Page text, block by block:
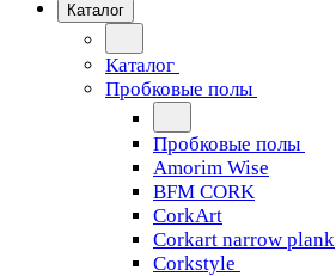
Каталог
Каталог
Пробковые полы
Пробковые полы
Amorim Wise
BFM CORK
CorkArt
Corkart narrow plank
Corkstyle